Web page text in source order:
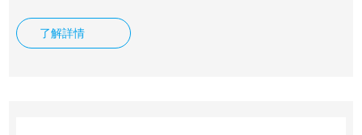
較為常見，法蘭都是成對使用的。 在管道工程中，法蘭主要
用于管道的連接。在需要 連接兩個管道的端頭處，各安裝一
了解詳情